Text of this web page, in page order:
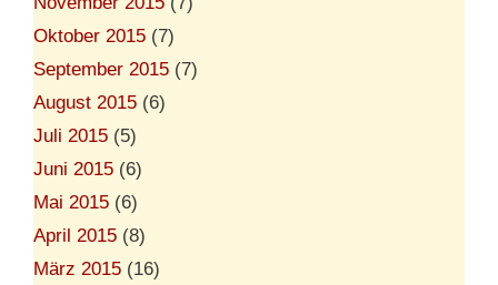
Oktober 2015 (7)
September 2015 (7)
August 2015 (6)
Juli 2015 (5)
Juni 2015 (6)
Mai 2015 (6)
April 2015 (8)
März 2015 (16)